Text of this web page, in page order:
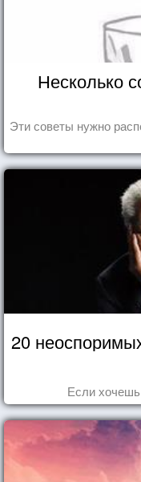
Несколько
Эти советы нужно
20
Если